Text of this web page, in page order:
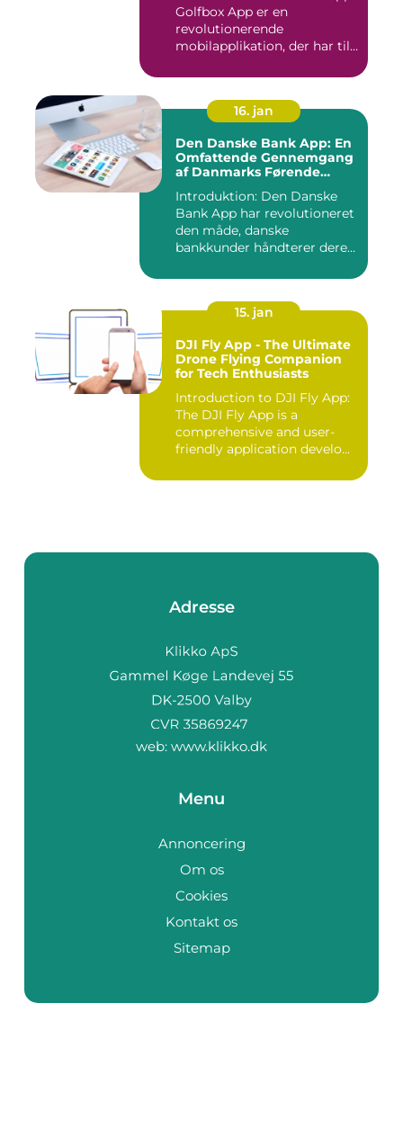
Golfbox App er en
revolutionerende
mobilapplikation, der har til
16. jan
Den Danske Bank App: En
Omfattende Gennemgang
af Danmarks Førende
Introduktion: Den Danske
Bank App har revolutioneret
den måde, danske
bankkunder håndterer deres
15. jan
DJI Fly App - The Ultimate
Drone Flying Companion
for Tech Enthusiasts
Introduction to DJI Fly App:
The DJI Fly App is a
comprehensive and user-
friendly application develo...
Adresse
web: www.klikko.dk
Menu
Annoncering
Om os
Cookies
Kontakt os
Sitemap